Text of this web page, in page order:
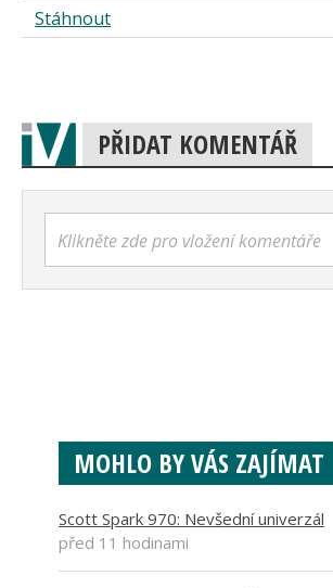
Stáhnout
PŘIDAT KOMENTÁŘ
Klikněte zde pro vložení komentáře
MOHLO BY VÁS ZAJÍMAT
Scott Spark 970: Nevšední univerzál
před 11 hodinami